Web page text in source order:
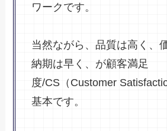
ワークです。
当然ながら、品質は高く、
納期は早く、が顧客満足
度/CS（Customer
基本です。